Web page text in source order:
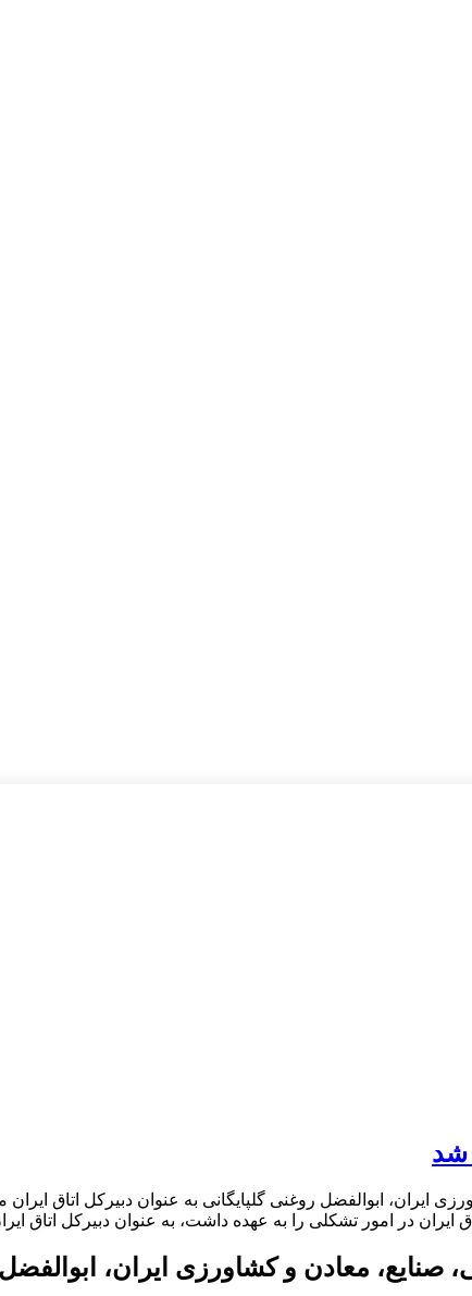
شد
ایران، ابوالفضل روغنی گلپایگانی به عنوان دبیرکل
ایران در امور تشکلی را به عهده داشت، به عنوان دبیرکل اتاق
معادن و کشاورزی ایران، ابوالفضل